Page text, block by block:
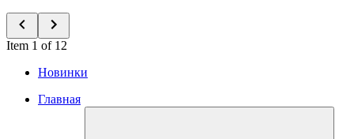
Item 1 of 12
Новинки
Главная